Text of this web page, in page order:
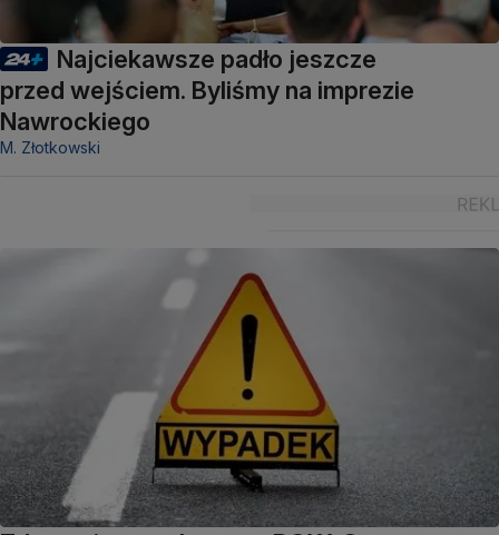
Najciekawsze padło jeszcze
przed wejściem. Byliśmy na imprezie
Nawrockiego
M. Złotkowski